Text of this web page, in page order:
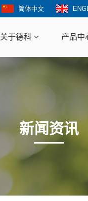
简体中文
关于德科 产品中
新闻资讯